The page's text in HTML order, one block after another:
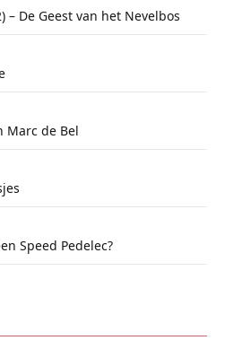
– De Geest van het Nevelbos
Marc de Bel
Speed Pedelec?